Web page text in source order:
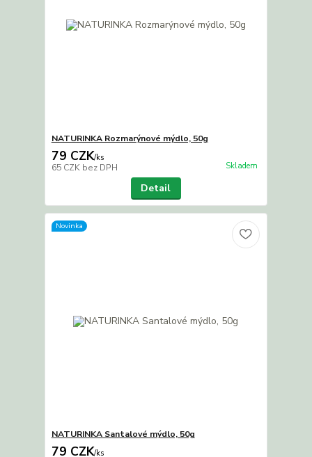
NATURINKA Rozmarýnové mýdlo, 50g
79 CZK/ks
65 CZK bez DPH Skladem
Detail
Novinka
NATURINKA Santalové mýdlo, 50g
79 CZK/ks